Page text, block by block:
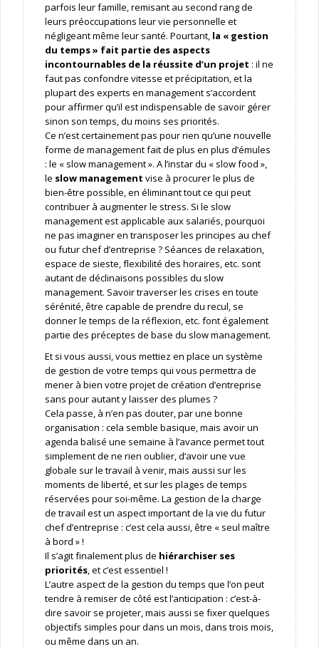
parfois leur famille, remisant au second rang de
leurs préoccupations leur vie personnelle et
négligeant même leur santé. Pourtant, la « gestion
du temps » fait partie des aspects
incontournables de la réussite d’un projet : il ne
faut pas confondre vitesse et précipitation, et la
plupart des experts en management s’accordent
pour affirmer qu’il est indispensable de savoir gérer
sinon son temps, du moins ses priorités.
Ce n’est certainement pas pour rien qu’une nouvelle
forme de management fait de plus en plus d’émules
: le « slow management ». A l’instar du « slow food »,
le slow management vise à procurer le plus de
bien-être possible, en éliminant tout ce qui peut
contribuer à augmenter le stress. Si le slow
management est applicable aux salariés, pourquoi
ne pas imaginer en transposer les principes au chef
ou futur chef d’entreprise ? Séances de relaxation,
espace de sieste, flexibilité des horaires, etc. sont
autant de déclinaisons possibles du slow
management. Savoir traverser les crises en toute
sérénité, être capable de prendre du recul, se
donner le temps de la réflexion, etc. font également
partie des préceptes de base du slow management.
Et si vous aussi, vous mettiez en place un système
de gestion de votre temps qui vous permettra de
mener à bien votre projet de création d’entreprise
sans pour autant y laisser des plumes ?
Cela passe, à n’en pas douter, par une bonne
organisation : cela semble basique, mais avoir un
agenda balisé une semaine à l’avance permet tout
simplement de ne rien oublier, d’avoir une vue
globale sur le travail à venir, mais aussi sur les
moments de liberté, et sur les plages de temps
réservées pour soi-même. La gestion de la charge
de travail est un aspect important de la vie du futur
chef d’entreprise : c’est cela aussi, être « seul maître
à bord » !
Il s’agit finalement plus de hiérarchiser ses
priorités, et c’est essentiel !
L’autre aspect de la gestion du temps que l’on peut
tendre à remiser de côté est l’anticipation : c’est-à-
dire savoir se projeter, mais aussi se fixer quelques
objectifs simples pour dans un mois, dans trois mois,
ou même dans un an.